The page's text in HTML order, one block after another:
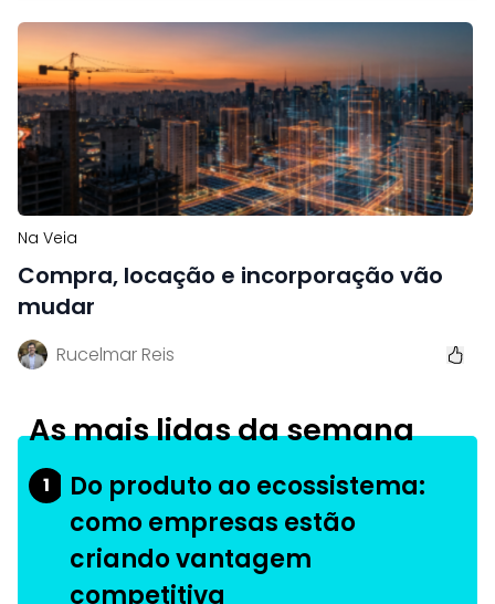
Na Veia
Compra, locação e incorporação vão
mudar
Rucelmar Reis
As mais lidas da semana
1
Do produto ao ecossistema:
como empresas estão
criando vantagem
competitiva